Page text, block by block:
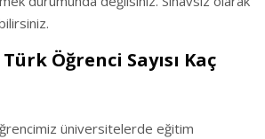
Öğrenci Sayısı Kaç
üniversitelerde eğitim